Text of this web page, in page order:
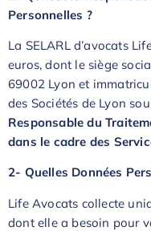
Personnelles ?
La SELARL d’avocats
euros, dont le siège
69002 Lyon et
des Sociétés de Lyon
Responsable du
dans le cadre des
2- Quelles Données
Life Avocats collecte
dont elle a besoin pour